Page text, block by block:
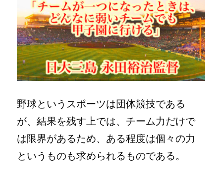
切
磋
琢
磨
し
て
努
力
て
絆
を
め
て
い
野球というスポーツは団体競技である
が、結果を残す上では、チーム力だけで
は限界があるため、ある程度は個々の力
というものも求められるものである。